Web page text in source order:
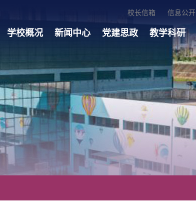
学校概况 新闻中心 党建思政 教学科研
校长信箱 信息公开